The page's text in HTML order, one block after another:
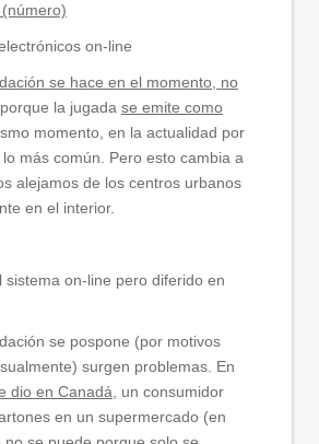
on-line
se hace en el momento, no
porque la jugada se emite como
momento, en la actualidad por
más común. Pero esto cambia a
alejamos de los centros urbanos
en el interior.
sistema on-line pero diferido en
se pospone (por motivos
surgen problemas. En
dio en Canadá , un consumidor
en un supermercado (en